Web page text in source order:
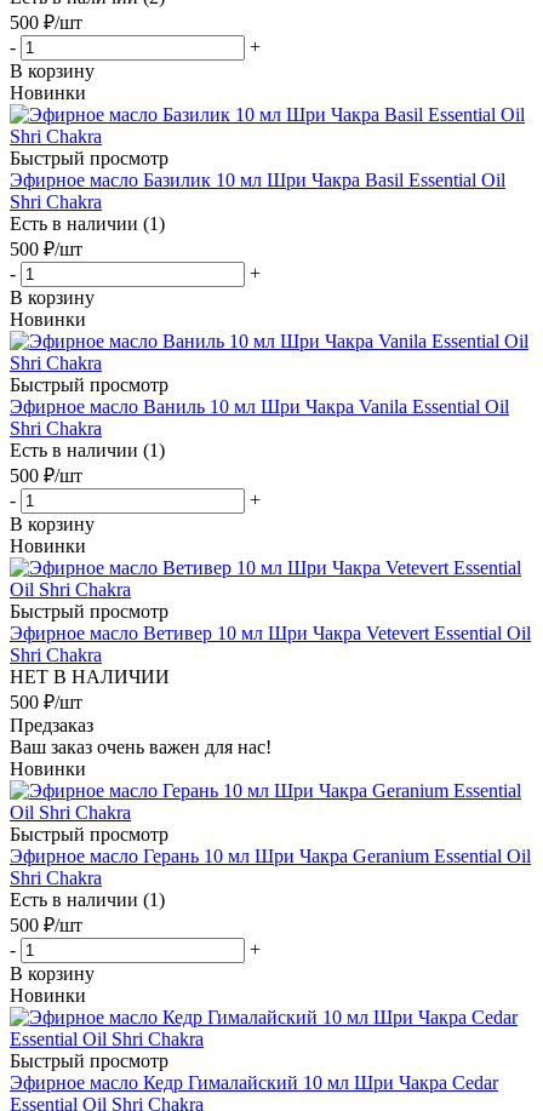
500 ₽/шт
-
+
В корзину
Новинки
Быстрый просмотр
Эфирное масло Базилик 10 мл Шри Чакра Basil Essential Oil
Shri Chakra
Есть в наличии (1)
500 ₽/шт
-
+
В корзину
Новинки
Быстрый просмотр
Эфирное масло Ваниль 10 мл Шри Чакра Vanila Essential Oil
Shri Chakra
Есть в наличии (1)
500 ₽/шт
-
+
В корзину
Новинки
Быстрый просмотр
Эфирное масло Ветивер 10 мл Шри Чакра Vetevert Essential Oil
Shri Chakra
НЕТ В НАЛИЧИИ
500 ₽/шт
Предзаказ
Ваш заказ очень важен для нас!
Новинки
Быстрый просмотр
Эфирное масло Герань 10 мл Шри Чакра Geranium Essential Oil
Shri Chakra
Есть в наличии (1)
500 ₽/шт
-
+
В корзину
Новинки
Быстрый просмотр
Эфирное масло Кедр Гималайский 10 мл Шри Чакра Cedar
Essential Oil Shri Chakra